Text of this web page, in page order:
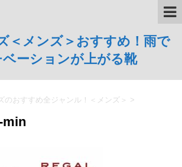
＜メンズ＞おすすめ！雨で
ベーションが上がる靴
のおすすめ全ジャンル！＜メンズ＞ >
min